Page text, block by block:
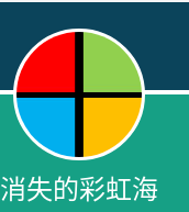
消失的彩虹海